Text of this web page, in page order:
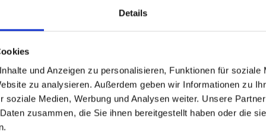
Details
und Anzeigen zu personalisieren, Funktionen für soziale
zu analysieren. Außerdem geben wir Informationen zu
soziale Medien, Werbung und Analysen weiter. Unsere
zusammen, die Sie ihnen bereitgestellt haben oder die
Turbinenhalle
für jeden Geschmack. Die
House, Charts und Blackmusic bis hin
Öffnungszeiten: Donnerstag, Freitag,